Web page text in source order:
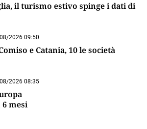
il turismo estivo spinge i dati di
2026 09:50
e Catania, 10 le società
2026 08:35
mesi